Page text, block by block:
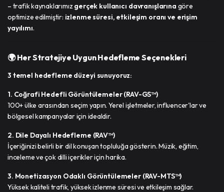
– trafik kaynaklarımız gerçek kullanıcı davranışlarına göre
optimize edilmiştir: izlenme süresi, etkileşim oranı ve erişim
yayılımı.
🌍 Her Stratejiye Uygun Hedefleme Seçenekleri
3 temel hedefleme düzeyi sunuyoruz:
1. Coğrafi Hedefli Görüntülemeler (RAV-GS™)
100+ ülke arasından seçim yapın. Yerel işletmeler, influencer'lar ve
bölgesel kampanyalar için idealdir.
2. Dile Dayalı Hedefleme (RAV™)
İçeriğinizi belirli bir dil konuşan topluluğa gösterin. Müzik, eğitim,
inceleme ve çok dilli içerikler için harika.
3. Monetizasyon Odaklı Görüntülemeler (RAV-MTS™)
Yüksek kaliteli trafik, yüksek izlenme süresi ve etkileşim sağlar.